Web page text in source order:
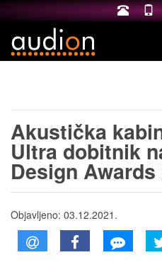
Akustička
Ultra dobitnik
Design Awards
Objavljeno: 03.12.2021.